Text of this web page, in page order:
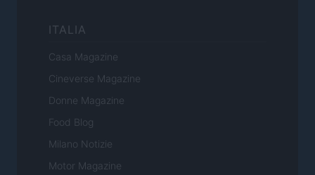
ITALIA
Casa Magazine
Cineverse Magazine
Donne Magazine
Food Blog
Milano Notizie
Motor Magazine